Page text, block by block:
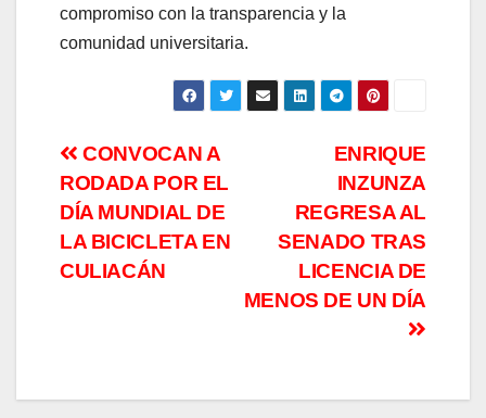
compromiso con la transparencia y la
comunidad universitaria.
Navegación
de
entradas
ENRIQUE
INZUNZA
REGRESA AL
SENADO TRAS
LICENCIA DE
MENOS DE UN DÍA
CONVOCAN A
RODADA POR EL
DÍA MUNDIAL DE
LA BICICLETA EN
CULIACÁN